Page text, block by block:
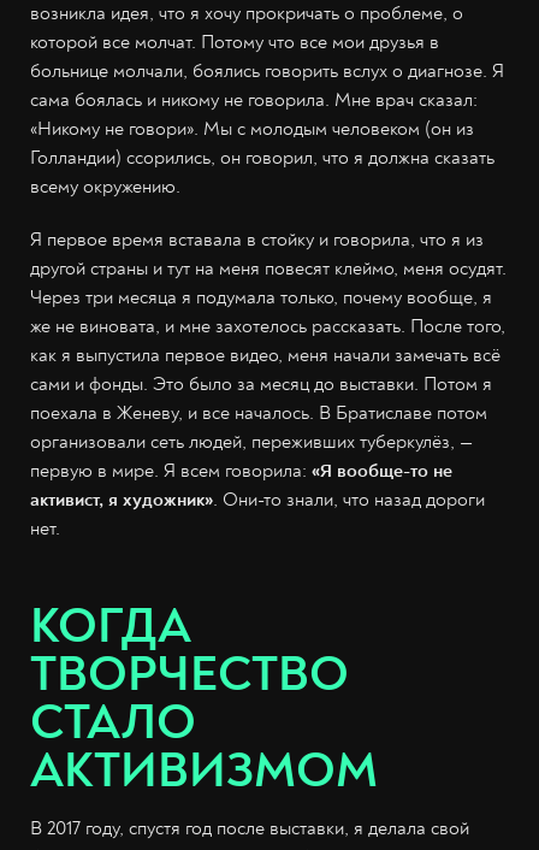
возникла идея, что я хочу прокричать о проблеме, о
которой все молчат. Потому что все мои друзья в
больнице молчали, боялись говорить вслух о диагнозе. Я
сама боялась и никому не говорила. Мне врач сказал:
«Никому не говори». Мы с молодым человеком (он из
Голландии) ссорились, он говорил, что я должна сказать
всему окружению.
Я первое время вставала в стойку и говорила, что я из
другой страны и тут на меня повесят клеймо, меня осудят.
Через три месяца я подумала только, почему вообще, я
же не виновата, и мне захотелось рассказать. После того,
как я выпустила первое видео, меня начали замечать всё
сами и фонды. Это было за месяц до выставки. Потом я
поехала в Женеву, и все началось. В Братиславе потом
организовали сеть людей, переживших туберкулёз, —
первую в мире. Я всем говорила: «Я вообще-то не
активист, я художник». Они-то знали, что назад дороги
нет.
КОГДА
ТВОРЧЕСТВО
СТАЛО
АКТИВИЗМОМ
В 2017 году, спустя год после выставки, я делала свой